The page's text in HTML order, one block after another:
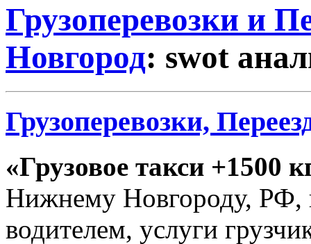
Грузоперевозки и
Новгород: swot
Грузоперевозки,
«Грузовое такси +1500
Нижнему Новгороду, РФ,
водителем, услуги